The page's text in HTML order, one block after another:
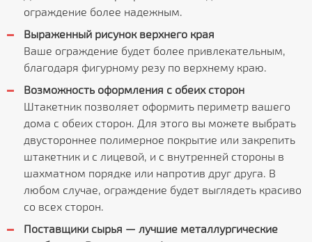
ограждение более надежным.
Выраженный рисунок верхнего края
Ваше ограждение будет более привлекательным,
благодаря фигурному резу по верхнему краю.
Возможность оформления с обеих сторон
Штакетник позволяет оформить периметр вашего
дома с обеих сторон. Для этого вы можете выбрать
двустороннее полимерное покрытие или закрепить
штакетник и с лицевой, и с внутренней стороны в
шахматном порядке или напротив друг друга. В
любом случае, ограждение будет выглядеть красиво
со всех сторон.
Поставщики сырья — лучшие металлургические